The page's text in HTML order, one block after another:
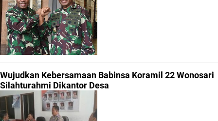
Wujudkan Kebersamaan Babinsa Koramil 22 Wonosari
Silahturahmi Dikantor Desa